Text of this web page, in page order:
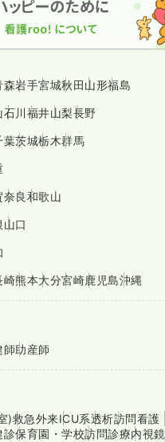
森岩手宮城秋田山形福島
石川福井山梨長野
葉茨城栃木群馬
奈良和歌山
山口
崎熊本大分宮崎鹿児島沖縄
師助産師
)救急外来ICU系透析訪問看護
診保育園・学校訪問診療内視鏡